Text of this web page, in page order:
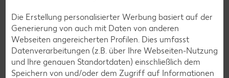
Eis-Rezepte
Pfannkuchen-Rezepte
Plätzchen-Rezepte
Die Erstellung personalisierter Werbung basiert auf der
Generierung von auch mit Daten von anderen
Webseiten angereicherten Profilen. Dies umfasst
Datenverarbeitungen (z.B. über Ihre Webseiten-Nutzung
und Ihre genauen Standortdaten) einschließlich dem
Speichern von und/oder dem Zugriff auf Informationen